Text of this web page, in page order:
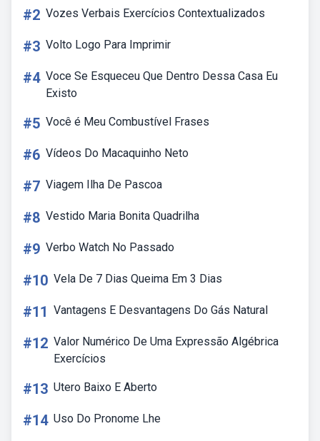
#2 Vozes Verbais Exercícios Contextualizados
#3 Volto Logo Para Imprimir
#4 Voce Se Esqueceu Que Dentro Dessa Casa Eu
Existo
#5 Você é Meu Combustível Frases
#6 Vídeos Do Macaquinho Neto
#7 Viagem Ilha De Pascoa
#8 Vestido Maria Bonita Quadrilha
#9 Verbo Watch No Passado
#10 Vela De 7 Dias Queima Em 3 Dias
#11 Vantagens E Desvantagens Do Gás Natural
#12 Valor Numérico De Uma Expressão Algébrica
Exercícios
#13 Utero Baixo E Aberto
#14 Uso Do Pronome Lhe